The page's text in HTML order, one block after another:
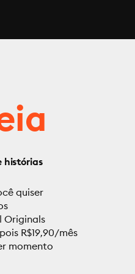
histórias
quiser
Originals
R$19,90/mês
momento